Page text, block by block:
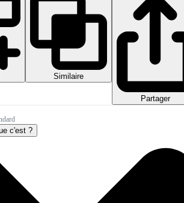
Similaire
Partager
c'est ?